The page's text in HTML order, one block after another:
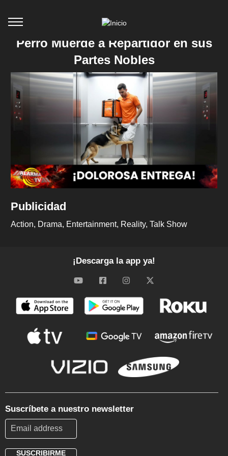
Perro Muerde a Repartidor en sus
Partes Nobles
Publicidad
Action Drama Entertainment Reality Talk Show
¡Descarga la app ya!
Suscríbete a nuestro newsletter
SUSCRIBIRME